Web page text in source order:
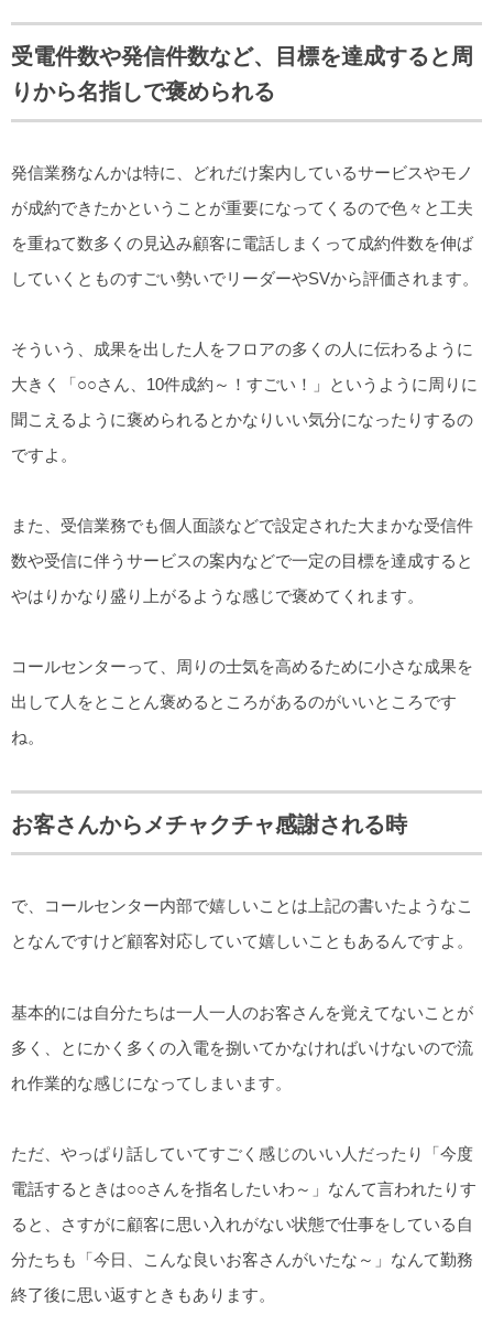
受電件数や発信件数など、目標を達成すると周
りから名指しで褒められる
発信業務なんかは特に、どれだけ案内しているサービスやモノ
が成約できたかということが重要になってくるので色々と工夫
を重ねて数多くの見込み顧客に電話しまくって成約件数を伸ば
していくとものすごい勢いでリーダーやSVから評価されます。
そういう、成果を出した人をフロアの多くの人に伝わるように
大きく「○○さん、10件成約～！すごい！」というように周りに
聞こえるように褒められるとかなりいい気分になったりするの
ですよ。
また、受信業務でも個人面談などで設定された大まかな受信件
数や受信に伴うサービスの案内などで一定の目標を達成すると
やはりかなり盛り上がるような感じで褒めてくれます。
コールセンターって、周りの士気を高めるために小さな成果を
出して人をとことん褒めるところがあるのがいいところです
ね。
お客さんからメチャクチャ感謝される時
で、コールセンター内部で嬉しいことは上記の書いたようなこ
となんですけど顧客対応していて嬉しいこともあるんですよ。
基本的には自分たちは一人一人のお客さんを覚えてないことが
多く、とにかく多くの入電を捌いてかなければいけないので流
れ作業的な感じになってしまいます。
ただ、やっぱり話していてすごく感じのいい人だったり「今度
電話するときは○○さんを指名したいわ～」なんて言われたりす
ると、さすがに顧客に思い入れがない状態で仕事をしている自
分たちも「今日、こんな良いお客さんがいたな～」なんて勤務
終了後に思い返すときもあります。